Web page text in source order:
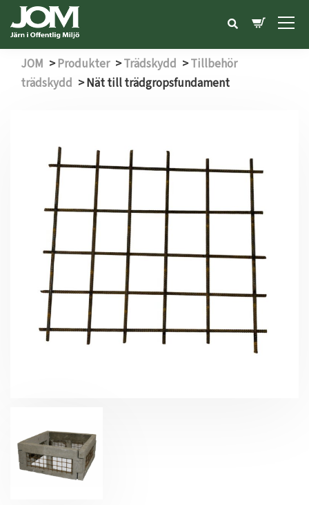
JOM >Produkter >Trädskydd >Tillbehör
trädskydd >Nät till trädgropsfundament